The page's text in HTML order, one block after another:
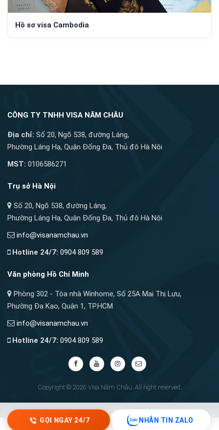
Hồ sơ visa Cambodia
CÔNG TY TNHH VISA NĂM CHÂU
Địa chỉ: Số 20, Ngõ 538, đường Láng,
Phường Láng Hạ, Quận Đống Đa, Thủ đô Hà Nội
MST: 0106586271
Trụ sở Hà Nội
Số 20, Ngõ 538, đường Láng,
Phường Láng Hạ, Quận Đống Đa, Thủ đô Hà Nội
info@visanamchau.vn
Hotline 24/7: 0904 809 589
Văn phòng Hồ Chí Minh
Phòng 302 - Tòa nhà Winhome, Số 25A Mai Thị Lựu,
Phường Đa Kao, Quận 1, TP.HCM
info@visanamchau.vn
Hotline 24/7: 0904 809 589
Copyright © 2026 Visa Năm Châu. All right reserved.
TOP
GỌI NGAY 24/7 NHẮN TIN ZALO